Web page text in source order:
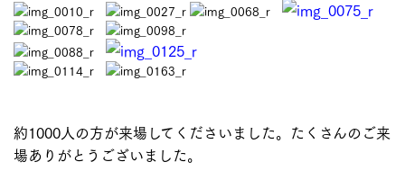
約1000人の方が来場してくださいました。たくさんのご来
場ありがとうございました。